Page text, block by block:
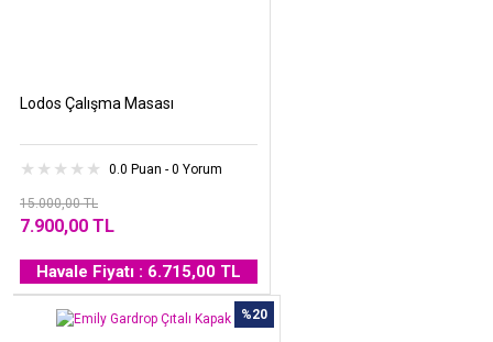
Lodos Çalışma Masası
0.0 Puan - 0 Yorum
15.000,00 TL
7.900,00 TL
Havale Fiyatı : 6.715,00 TL
%20